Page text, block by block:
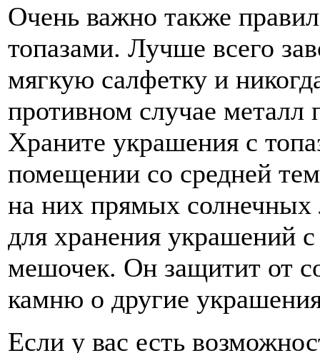
Очень важно также
топазами. Лучше всего
мягкую салфетку и
противном случае металл
Храните украшения с
помещении со средней
на них прямых
для хранения украшений
мешочек. Он защитит от
камню о другие
Если у вас есть